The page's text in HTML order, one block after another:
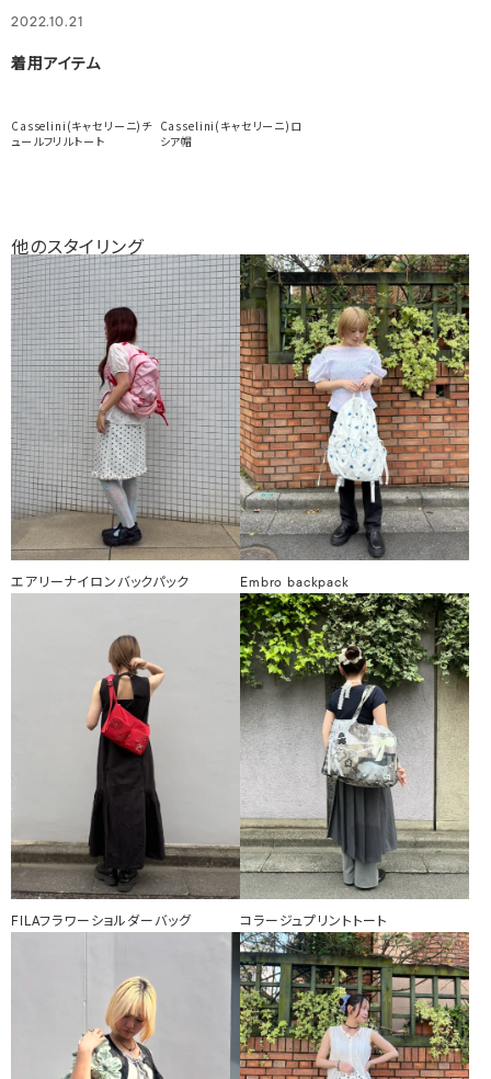
2022.10.21
着用アイテム
Casselini(キャセリーニ)チ
ュールフリルトート
Casselini(キャセリーニ)ロ
シア帽
他のスタイリング
エアリーナイロンバックパック Embro backpack
FILAフラワーショルダーバッグ コラージュプリントトート